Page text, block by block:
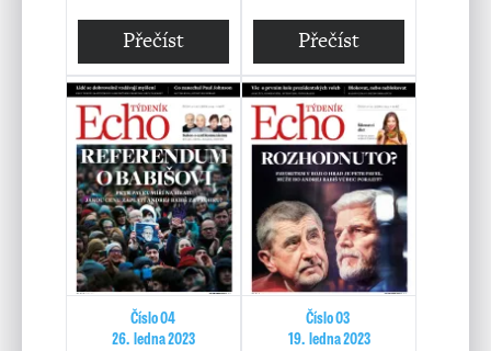
Přečíst Přečíst
Číslo 04
26. ledna 2023
Číslo 03
19. ledna 2023